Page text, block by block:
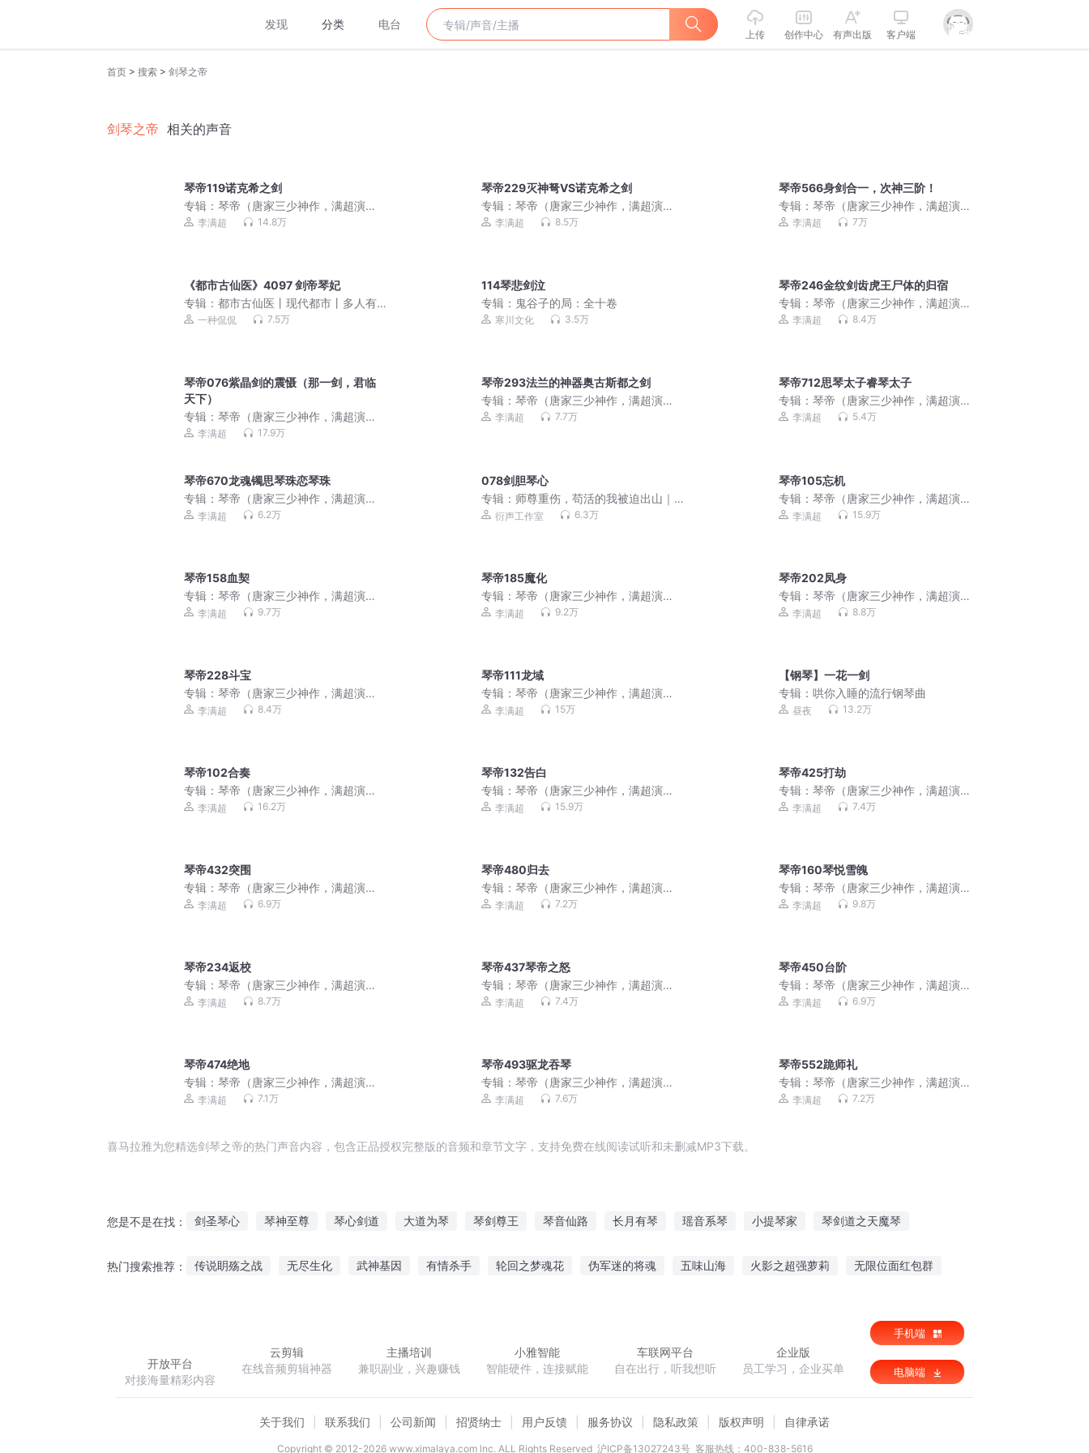
发现 分类 电台
上传 创作中心 有声出版 客户端
首页 > 搜索 > 剑琴之帝
剑琴之帝 相关的声音
琴帝119诺克希之剑
专辑： 琴帝（唐家三少神作，满超演
播）李满超 14.8万
琴帝229灭神弩VS诺克希之剑
专辑：琴帝（唐家三少神作，满超演
播）李满超 8.5万
琴帝566身剑合一，次神三阶！
专辑：琴帝（唐家三少神作，满超演
播）李满超 7万
《都市古仙医》4097 剑帝琴妃
专辑： 都市古仙医丨现代都市丨多人有
声剧一种侃侃 7.5万
114琴悲剑泣
专辑： 鬼谷子的局：全十卷
寒川文化 3.5万
琴帝246金纹剑齿虎王尸体的归宿
专辑：琴帝（唐家三少神作，满超演
播）李满超 8.4万
琴帝076紫晶剑的震慑（那一剑，君临
天下）
专辑： 琴帝（唐家三少神作，满超演
播）李满超 17.9万
琴帝293法兰的神器奥古斯都之剑
专辑：琴帝（唐家三少神作，满超演
播）李满超 7.7万
琴帝712思琴太子睿琴太子
专辑：琴帝（唐家三少神作，满超演
播）李满超 5.4万
琴帝670龙魂镯思琴珠恋琴珠
专辑： 琴帝（唐家三少神作，满超演
播）李满超 6.2万
078剑胆琴心
专辑： 师尊重伤，苟活的我被迫出山｜
多人｜月关｜衍声工作室
衍声工作室 6.3万
琴帝105忘机
专辑：琴帝（唐家三少神作，满超演
播）李满超 15.9万
琴帝158血契
专辑： 琴帝（唐家三少神作，满超演
播）李满超 9.7万
琴帝185魔化
专辑：琴帝（唐家三少神作，满超演
播）李满超 9.2万
琴帝202凤身
专辑：琴帝（唐家三少神作，满超演
播）李满超 8.8万
琴帝228斗宝
专辑： 琴帝（唐家三少神作，满超演
播）李满超 8.4万
琴帝111龙域
专辑：琴帝（唐家三少神作，满超演
播）李满超 15万
【钢琴】一花一剑
专辑：哄你入睡的流行钢琴曲
昼夜 13.2万
琴帝102合奏
专辑： 琴帝（唐家三少神作，满超演
播）李满超 16.2万
琴帝132告白
专辑：琴帝（唐家三少神作，满超演
播）李满超 15.9万
琴帝425打劫
专辑：琴帝（唐家三少神作，满超演
播）李满超 7.4万
琴帝432突围
专辑： 琴帝（唐家三少神作，满超演
播）李满超 6.9万
琴帝480归去
专辑：琴帝（唐家三少神作，满超演
播）李满超 7.2万
琴帝160琴悦雪魄
专辑：琴帝（唐家三少神作，满超演
播）李满超 9.8万
琴帝234返校
专辑： 琴帝（唐家三少神作，满超演
播）李满超 8.7万
琴帝437琴帝之怒
专辑：琴帝（唐家三少神作，满超演
播）李满超 7.4万
琴帝450台阶
专辑：琴帝（唐家三少神作，满超演
播）李满超 6.9万
琴帝474绝地
专辑： 琴帝（唐家三少神作，满超演
播）李满超 7.1万
琴帝493驱龙吞琴
专辑：琴帝（唐家三少神作，满超演
播）李满超 7.6万
琴帝552跪师礼
专辑：琴帝（唐家三少神作，满超演
播）李满超 7.2万
喜马拉雅为您精选剑琴之帝的热门声音内容，包含正品授权完整版的音频和章节文字，支持免费在线阅读试听和未删减MP3下载。
您是不是在找： 剑圣琴心 琴神至尊 琴心剑道 大道为琴 琴剑尊王 琴音仙路 长月有琴 瑶音系琴 小提琴家 琴剑道之天魔琴
热门搜索推荐： 传说眀殇之战 无尽生化 武神基因 有情杀手 轮回之梦魂花 伪军迷的将魂 五味山海 火影之超强萝莉 无限位面红包群
开放平台
对接海量精彩内容
云剪辑
在线音频剪辑神器
主播培训
兼职副业，兴趣赚钱
小雅智能
智能硬件，连接赋能
车联网平台
自在出行，听我想听
企业版
员工学习，企业买单
手机端
电脑端
关于我们 联系我们 公司新闻 招贤纳士 用户反馈 服务协议 隐私政策 版权声明 自律承诺
Copyright © 2012-2026www.ximalaya.com lnc. ALL Rights Reserved 沪ICP备13027243号 客服热线：400-838-5616